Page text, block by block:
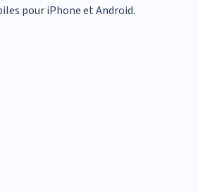
pour iPhone et Android.